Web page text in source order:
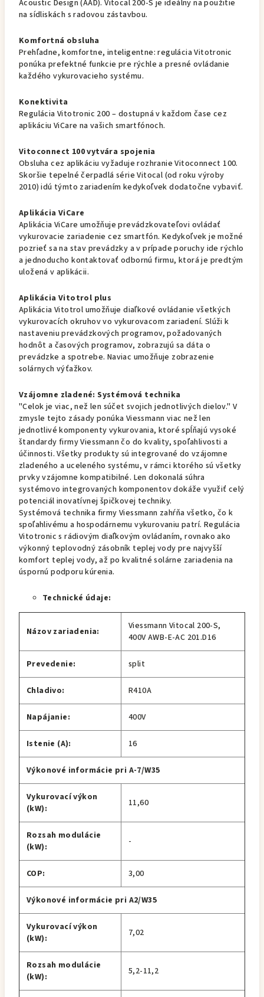
Acoustic Design (AAD). Vitocal 200-S je ideálny na použitie
na sídliskách s radovou zástavbou.
Komfortná obsluha
Prehľadne, komfortne, inteligentne: regulácia Vitotronic
ponúka prefektné funkcie pre rýchle a presné ovládanie
každého vykurovacieho systému.
Konektivita
Regulácia Vitotronic 200 – dostupná v každom čase cez
aplikáciu ViCare na vašich smartfónoch.
Vitoconnect 100 vytvára spojenia
Obsluha cez aplikáciu vyžaduje rozhranie Vitoconnect 100.
Skoršie tepelné čerpadlá série Vitocal (od roku výroby
2010) idú týmto zariadením kedykoľvek dodatočne vybaviť.
Aplikácia ViCare
Aplikácia ViCare umožňuje prevádzkovateľovi ovládať
vykurovacie zariadenie cez smartfón. Kedykoľvek je možné
pozrieť sa na stav prevádzky a v prípade poruchy ide rýchlo
a jednoducho kontaktovať odbornú firmu, ktorá je predtým
uložená v aplikácii.
Aplikácia Vitotrol plus
Aplikácia Vitotrol umožňuje diaľkové ovládanie všetkých
vykurovacích okruhov vo vykurovacom zariadení. Slúži k
nastaveniu prevádzkových programov, požadovaných
hodnôt a časových programov, zobrazujú sa dáta o
prevádzke a spotrebe. Naviac umožňuje zobrazenie
solárnych výťažkov.
Vzájomne zladené: Systémová technika
"Celok je viac, než len súčet svojich jednotlivých dielov." V
zmysle tejto zásady ponúka Viessmann viac než len
jednotlivé komponenty vykurovania, ktoré spĺňajú vysoké
štandardy firmy Viessmann čo do kvality, spoľahlivosti a
účinnosti. Všetky produkty sú integrované do vzájomne
zladeného a uceleného systému, v rámci ktorého sú všetky
prvky vzájomne kompatibilné. Len dokonalá súhra
systémovo integrovaných komponentov dokáže využiť celý
potenciál inovatívnej špičkovej techniky.
Systémová technika firmy Viessmann zahŕňa všetko, čo k
spoľahlivému a hospodárnemu vykurovaniu patrí. Regulácia
Vitotronic s rádiovým diaľkovým ovládaním, rovnako ako
výkonný teplovodný zásobník teplej vody pre najvyšší
komfort teplej vody, až po kvalitné solárne zariadenia na
úspornú podporu kúrenia.
Technické údaje:
Názov zariadenia:
Viessmann Vitocal 200-S,
400V AWB-E-AC 201.D16
Prevedenie: split
Chladivo: R410A
Napájanie: 400V
Istenie (A): 16
Výkonové informácie pri A-7/W35
Vykurovací výkon
(kW):
11,60
Rozsah modulácie
(kW):
-
COP: 3,00
Výkonové informácie pri A2/W35
Vykurovací výkon
(kW):
7,02
Rozsah modulácie
(kW):
5,2-11,2